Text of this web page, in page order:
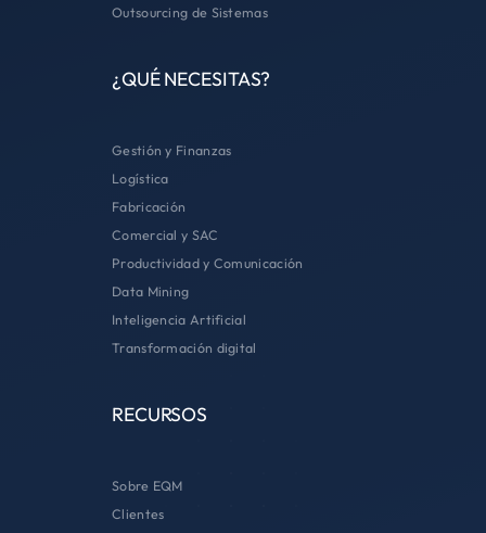
Outsourcing de Sistemas
¿QUÉ NECESITAS?
Gestión y Finanzas
Logística
Fabricación
Comercial y SAC
Productividad y Comunicación
Data Mining
Inteligencia Artificial
Transformación digital
RECURSOS
Sobre EQM
Clientes